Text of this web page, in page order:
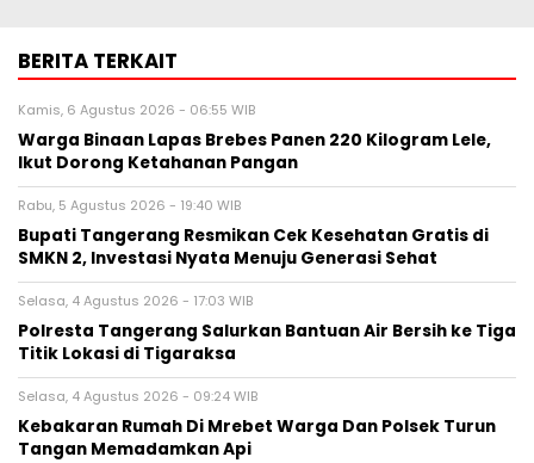
BERITA TERKAIT
Kamis, 6 Agustus 2026 - 06:55 WIB
Warga Binaan Lapas Brebes Panen 220 Kilogram Lele,
Ikut Dorong Ketahanan Pangan
Rabu, 5 Agustus 2026 - 19:40 WIB
‎Bupati Tangerang Resmikan Cek Kesehatan Gratis di
SMKN 2, Investasi Nyata Menuju Generasi Sehat
Selasa, 4 Agustus 2026 - 17:03 WIB
Polresta Tangerang Salurkan Bantuan Air Bersih ke Tiga
Titik Lokasi di Tigaraksa
Selasa, 4 Agustus 2026 - 09:24 WIB
Kebakaran Rumah Di Mrebet Warga Dan Polsek Turun
Tangan Memadamkan Api